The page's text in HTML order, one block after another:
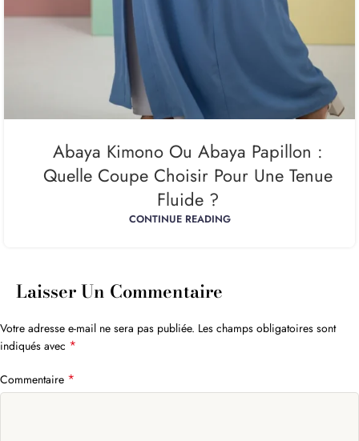
Abaya Kimono Ou Abaya Papillon :
Quelle Coupe Choisir Pour Une Tenue
Fluide ?
CONTINUE READING
Laisser Un Commentaire
Votre adresse e-mail ne sera pas publiée. Les champs obligatoires sont
indiqués avec *
Commentaire *